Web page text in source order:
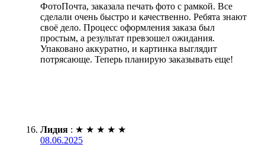
ФотоПочта, заказала печать фото с рамкой. Все
сделали очень быстро и качественно. Ребята знают
своё дело. Процесс оформления заказа был
простым, а результат превзошел ожидания.
Упаковано аккуратно, и картинка выглядит
потрясающе. Теперь планирую заказывать еще!
Лидия : ★ ★ ★ ★ ★
08.06.2025